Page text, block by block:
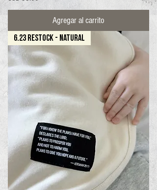
Agregar al carrito
6.23 RESTOCK - NATURAL